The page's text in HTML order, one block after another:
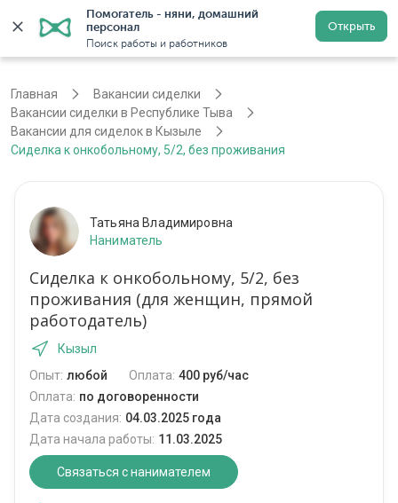
Помогатель - няни, домашний
персонал
Поиск работы и работников
Открыть
Регистрация
Главная
Вакансии сиделки
Вакансии сиделки в Республике Тыва
Вакансии для сиделок в Кызыле
Сиделка к онкобольному, 5/2, без проживания
Татьяна Владимировна
Наниматель
Сиделка к онкобольному, 5/2, без
проживания (для женщин, прямой
работодатель)
Кызыл
Опыт: любой Оплата: 400 руб/час
Оплата: по договоренности
Дата создания: 04.03.2025 года
Дата начала работы: 11.03.2025
Связаться с нанимателем